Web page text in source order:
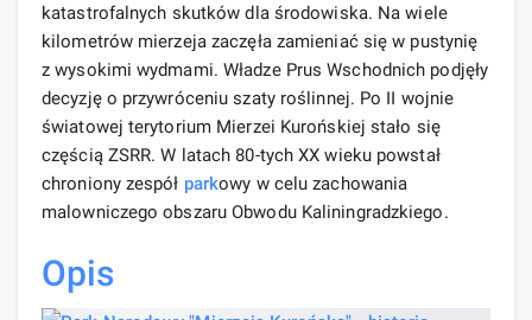
katastrofalnych skutków dla środowiska. Na wiele
kilometrów mierzeja zaczęła zamieniać się w pustynię
z wysokimi wydmami. Władze Prus Wschodnich podjęły
decyzję o przywróceniu szaty roślinnej. Po II wojnie
światowej terytorium Mierzei Kurońskiej stało się
częścią ZSRR. W latach 80-tych XX wieku powstał
chroniony zespół parkowy w celu zachowania
malowniczego obszaru Obwodu Kaliningradzkiego.
Opis